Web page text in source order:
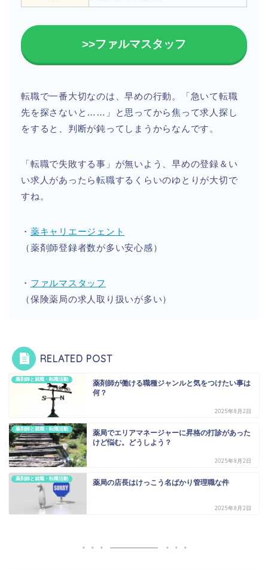
>>ファルマスタッフ
転職で一番大切なのは、早めの行動。「急いて転職
先を探さないと……」と思ってから焦って求人探し
をすると、判断が鈍ってしまうからなんです。
「転職で失敗する事」が無いよう、早めの登録＆い
い求人があったら転職するくらいのゆとりが大切で
すね。
・ 薬キャリエージェント
（薬剤師登録者数が多い安心感）
・ ファルマスタッフ
（保険薬局の求人取り扱いが多い）
RELATED POST
薬剤師と就職・転職活動
薬剤師が働ける職種ジャンルと気をつけたい事は
何？
2025年8月2日
薬剤師と就職・転職活動
薬局でエリアマネージャーに昇格の打診があった
けど悩む。どうしよう？
2025年8月2日
薬剤師と就職・転職活動 薬局の店長はけっこう名ばかり管理職な件
2025年8月2日